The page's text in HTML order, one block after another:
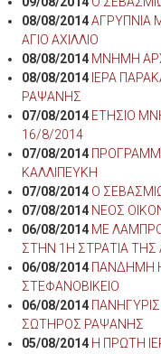
08/08/2014 ΑΓΡΥΠΝΙΑ
ΑΓΙΟ ΑΧΙΛΛΙΟ
08/08/2014 ΜΝΗΜΗ
08/08/2014 ΙΕΡΑ
ΡΑΨΑΝΗΣ
07/08/2014 ΕΤΗΣΙΟ
16/8/2014
07/08/2014
ΚΑΛΛΙΠΕΥΚΗ
07/08/2014 Ο
07/08/2014 ΝΕΟΣ
06/08/2014 ΜΕ
ΣΤΗΝ 1Η ΣΤΡΑΤΙΑ ΤΗΣ
06/08/2014 ΠΑΝΔΗΜΗ
ΣΤΕΦΑΝΟΒΙΚΕΙΟ
06/08/2014
ΣΩΤΗΡΟΣ ΡΑΨΑΝΗΣ
05/08/2014 Η ΠΡΩΤΗ